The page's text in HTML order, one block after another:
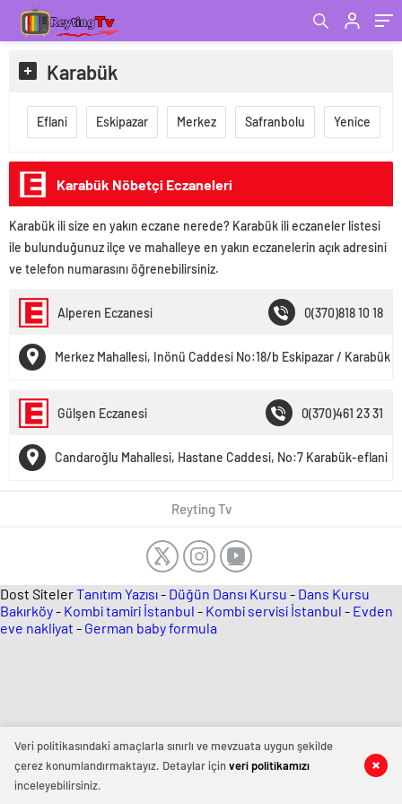
Karabük
Eflani Eskipazar Merkez Safranbolu Yenice
Karabük Nöbetçi Eczaneleri
Karabük ili size en yakın eczane nerede? Karabük ili eczaneler listesi
ile bulunduğunuz ilçe ve mahalleye en yakın eczanelerin açık adresini
ve telefon numarasını öğrenebilirsiniz.
Alperen Eczanesi 0(370)818 10 18
Merkez Mahallesi, Inönü Caddesi No:18/b Eskipazar / Karabük
Gülşen Eczanesi 0(370)461 23 31
Candaroğlu Mahallesi, Hastane Caddesi, No:7 Karabük-eflani
Reyting Tv
Veri politikasındaki amaçlarla sınırlı ve mevzuata uygun şekilde
çerez konumlandırmaktayız. Detaylar içinveri politikamızı
inceleyebilirsiniz.
Dost SitelerTanıtım Yazısı- Düğün Dansı Kursu - Dans Kursu
Bakırköy- Kombi tamiri İstanbul - Kombi servisi İstanbul - Evden
eve nakliyat - German baby formula